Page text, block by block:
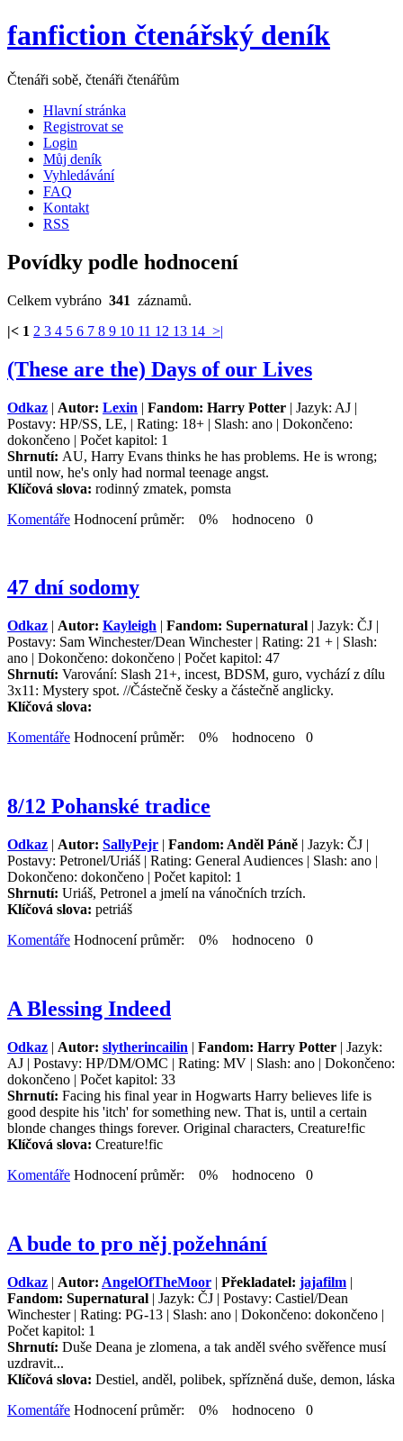
fanfiction čtenářský deník
Čtenáři sobě, čtenáři čtenářům
Hlavní stránka
Registrovat se
Login
Můj deník
Vyhledávání
FAQ
Kontakt
RSS
Povídky podle hodnocení
Celkem vybráno 341 záznamů.
|< 1 2 3 4 5 6 7 8 9 10 11 12 13 14 >|
(These are the) Days of our Lives
Odkaz | Autor: Lexin | Fandom: Harry Potter | Jazyk: AJ |
Postavy: HP/SS, LE, | Rating: 18+ | Slash: ano | Dokončeno:
dokončeno | Počet kapitol: 1
Shrnutí: AU, Harry Evans thinks he has problems. He is wrong;
until now, he's only had normal teenage angst.
Klíčová slova: rodinný zmatek, pomsta
Komentáře Hodnocení průměr: 0% hodnoceno 0
47 dní sodomy
Odkaz | Autor: Kayleigh | Fandom: Supernatural | Jazyk: ČJ |
Postavy: Sam Winchester/Dean Winchester | Rating: 21 + | Slash:
ano | Dokončeno: dokončeno | Počet kapitol: 47
Shrnutí: Varování: Slash 21+, incest, BDSM, guro, vychází z dílu
3x11: Mystery spot. //Částečně česky a částečně anglicky.
Klíčová slova:
Komentáře Hodnocení průměr: 0% hodnoceno 0
8/12 Pohanské tradice
Odkaz | Autor: SallyPejr | Fandom: Anděl Páně | Jazyk: ČJ |
Postavy: Petronel/Uriáš | Rating: General Audiences | Slash: ano |
Dokončeno: dokončeno | Počet kapitol: 1
Shrnutí: Uriáš, Petronel a jmelí na vánočních trzích.
Klíčová slova: petriáš
Komentáře Hodnocení průměr: 0% hodnoceno 0
A Blessing Indeed
Odkaz | Autor: slytherincailin | Fandom: Harry Potter | Jazyk:
AJ | Postavy: HP/DM/OMC | Rating: MV | Slash: ano | Dokončeno:
dokončeno | Počet kapitol: 33
Shrnutí: Facing his final year in Hogwarts Harry believes life is
good despite his 'itch' for something new. That is, until a certain
blonde changes things forever. Original characters, Creature!fic
Klíčová slova: Creature!fic
Komentáře Hodnocení průměr: 0% hodnoceno 0
A bude to pro něj požehnání
Odkaz | Autor: AngelOfTheMoor | Překladatel: jajafilm |
Fandom: Supernatural | Jazyk: ČJ | Postavy: Castiel/Dean
Winchester | Rating: PG-13 | Slash: ano | Dokončeno: dokončeno |
Počet kapitol: 1
Shrnutí: Duše Deana je zlomena, a tak anděl svého svěřence musí
uzdravit...
Klíčová slova: Destiel, anděl, polibek, spřízněná duše, demon, láska
Komentáře Hodnocení průměr: 0% hodnoceno 0